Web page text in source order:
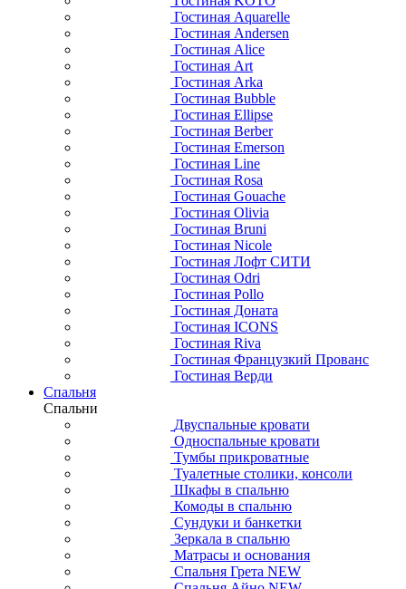
Гостиная Aquarelle
Гостиная Andersen
Гостиная Alice
Гостиная Art
Гостиная Arka
Гостиная Bubble
Гостиная Ellipse
Гостиная Berber
Гостиная Emerson
Гостиная Line
Гостиная Rosa
Гостиная Gouache
Гостиная Olivia
Гостиная Bruni
Гостиная Nicole
Гостиная Лофт СИТИ
Гостиная Odri
Гостиная Pollo
Гостиная Доната
Гостиная ICONS
Гостиная Riva
Гостиная Французкий Прованс
Гостиная Верди
Спальня
Спальни
Двуспальные кровати
Односпальные кровати
Тумбы прикроватные
Туалетные столики, консоли
Шкафы в спальню
Комоды в спальню
Сундуки и банкетки
Зеркала в спальню
Матрасы и основания
Спальня Грета NEW